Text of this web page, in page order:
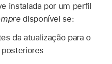
instalada por um perfil
disponível se:
da atualização para o
posteriores